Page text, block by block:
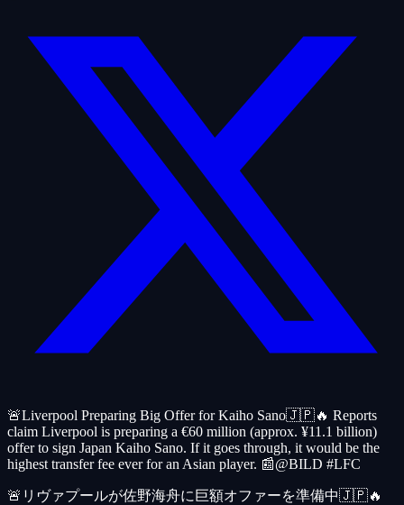
🚨Liverpool Preparing Big Offer for Kaiho Sano🇯🇵🔥 Reports
claim Liverpool is preparing a €60 million (approx. ¥11.1 billion)
offer to sign Japan Kaiho Sano. If it goes through, it would be the
highest transfer fee ever for an Asian player. 📰@BILD #LFC
🚨リヴァプールが佐野海舟に巨額オファーを準備中🇯🇵🔥